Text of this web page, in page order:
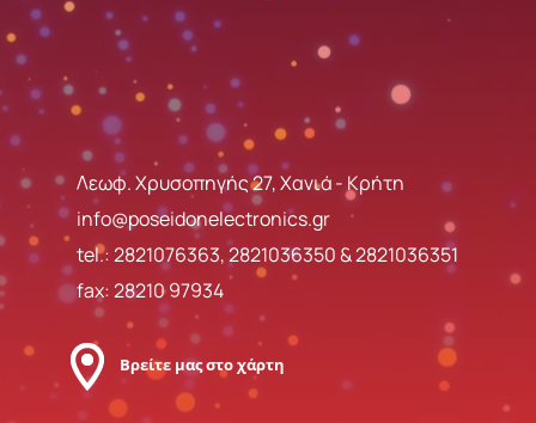
Λεωφ. Χρυσοπηγής 27, Χανιά - Κρήτη
info@poseidonelectronics.gr
tel.:2821076363,2821036350&2821036351
fax: 28210 97934
Βρείτε μας στο χάρτη